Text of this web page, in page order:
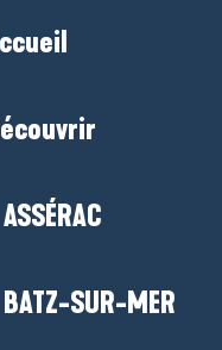
ASSÉRAC
BATZ-SUR-MER